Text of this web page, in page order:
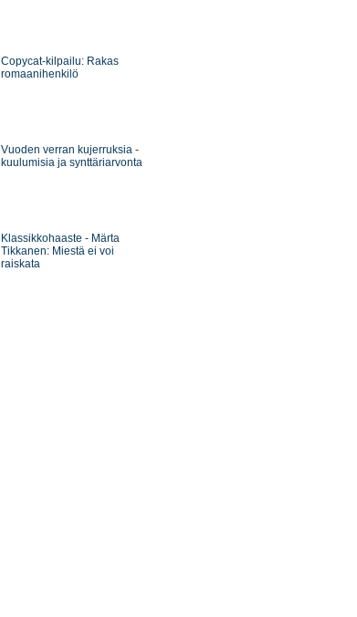
Copycat-kilpailu: Rakas
romaanihenkilö
Vuoden verran kujerruksia -
kuulumisia ja synttäriarvonta
Klassikkohaaste - Märta
Tikkanen: Miestä ei voi
raiskata